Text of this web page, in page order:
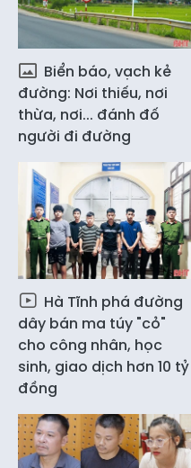
Biển báo, vạch kẻ
đường: Nơi thiếu, nơi
thừa, nơi... đánh đố
người đi đường
Hà Tĩnh phá đường
dây bán ma túy "cỏ"
cho công nhân, học
sinh, giao dịch hơn 10 tỷ
đồng